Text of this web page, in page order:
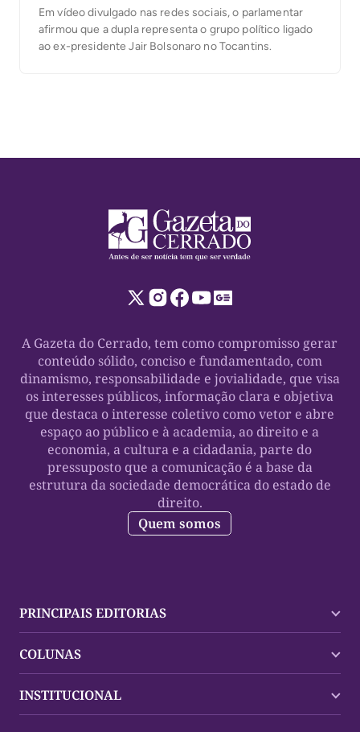
Em vídeo divulgado nas redes sociais, o parlamentar
afirmou que a dupla representa o grupo político ligado
ao ex-presidente Jair Bolsonaro no Tocantins.
A Gazeta do Cerrado, tem como compromisso gerar
conteúdo sólido, conciso e fundamentado, com
dinamismo, responsabilidade e jovialidade, que visa
os interesses públicos, informação clara e objetiva
que destaca o interesse coletivo como vetor e abre
espaço ao público e à academia, ao direito e a
economia, a cultura e a cidadania, parte do
pressuposto que a comunicação é a base da
estrutura da sociedade democrática do estado de
direito.
Quem somos
PRINCIPAIS EDITORIAS
Palmas
Mundo
COLUNAS
Policial
INSTITUCIONAL